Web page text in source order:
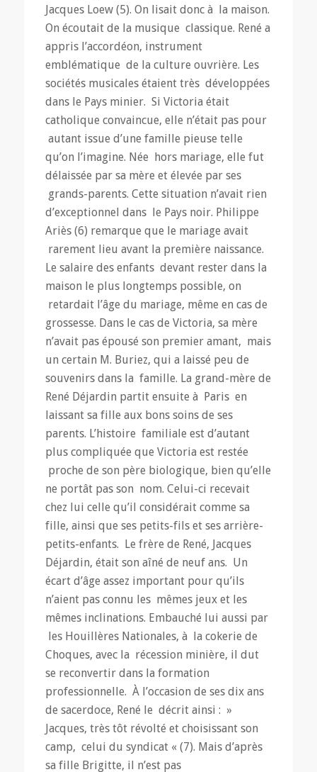
Jacques Loew (5). On lisait donc à la maison.
On écoutait de la musique classique. René a
appris l’accordéon, instrument
emblématique de la culture ouvrière. Les
sociétés musicales étaient très développées
dans le Pays minier. Si Victoria était
catholique convaincue, elle n’était pas pour
autant issue d’une famille pieuse telle
qu’on l’imagine. Née hors mariage, elle fut
délaissée par sa mère et élevée par ses
grands-parents. Cette situation n’avait rien
d’exceptionnel dans le Pays noir. Philippe
Ariès (6) remarque que le mariage avait
rarement lieu avant la première naissance.
Le salaire des enfants devant rester dans la
maison le plus longtemps possible, on
retardait l’âge du mariage, même en cas de
grossesse. Dans le cas de Victoria, sa mère
n’avait pas épousé son premier amant, mais
un certain M. Buriez, qui a laissé peu de
souvenirs dans la famille. La grand-mère de
René Déjardin partit ensuite à Paris en
laissant sa fille aux bons soins de ses
parents. L’histoire familiale est d’autant
plus compliquée que Victoria est restée
proche de son père biologique, bien qu’elle
ne portât pas son nom. Celui-ci recevait
chez lui celle qu’il considérait comme sa
fille, ainsi que ses petits-fils et ses arrière-
petits-enfants. Le frère de René, Jacques
Déjardin, était son aîné de neuf ans. Un
écart d’âge assez important pour qu’ils
n’aient pas connu les mêmes jeux et les
mêmes inclinations. Embauché lui aussi par
les Houillères Nationales, à la cokerie de
Choques, avec la récession minière, il dut
se reconvertir dans la formation
professionnelle. À l’occasion de ses dix ans
de sacerdoce, René le décrit ainsi : »
Jacques, très tôt révolté et choisissant son
camp, celui du syndicat « (7). Mais d’après
sa fille Brigitte, il n’est pas